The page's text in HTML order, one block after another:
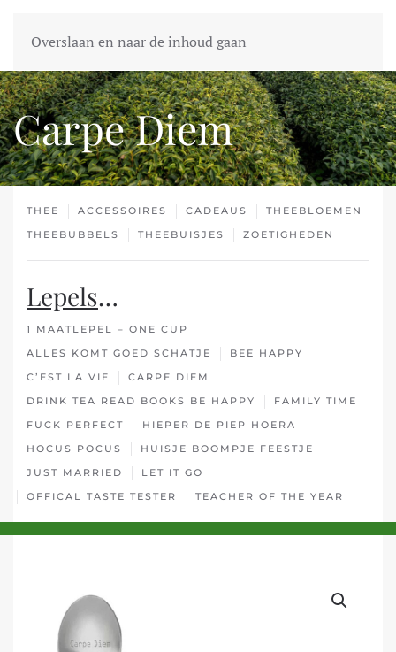
Overslaan en naar de inhoud gaan
Carpe Diem
THEE ACCESSOIRES CADEAUS
THEEBLOEMEN
THEEBUBBELS
THEEBUISJES ZOETIGHEDEN
Lepels…
1 MAATLEPEL – ONE CUP
ALLES KOMT GOED SCHATJE
BEE HAPPY
C’EST LA VIE
CARPE DIEM
DRINK TEA READ BOOKS BE HAPPY
FAMILY TIME
FUCK PERFECT
HIEPER DE PIEP HOERA
HOCUS POCUS
HUISJE BOOMPJE FEESTJE
JUST MARRIED
LET IT GO
OFFICAL TASTE TESTER
TEACHER OF THE YEAR